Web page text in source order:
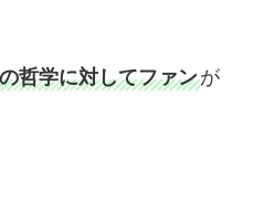
哲学に対してファンが